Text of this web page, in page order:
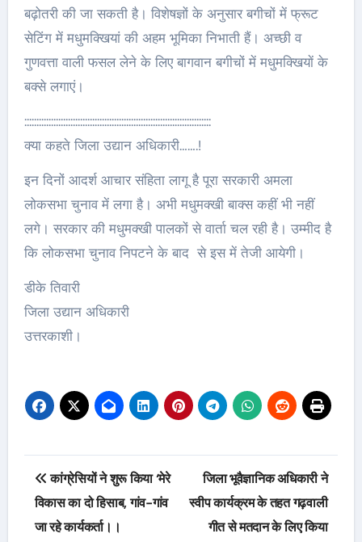
बढ़ोतरी की जा सकती है। विशेषज्ञों के अनुसार बगीचों में फ्रूट
सेटिंग में मधुमक्खियां की अहम भूमिका निभाती हैं। अच्छी व
गुणवत्ता वाली फसल लेने के लिए बागवान बगीचों में मधुमक्खियाें के
बक्से लगाएं।
:::::::::::::::::::::::::::::::::::::::::::::::::::::::::::::::::::::::::::::
क्या कहते जिला उद्यान अधिकारी…….!
इन दिनों आदर्श आचार संहिता लागू है पूरा सरकारी अमला
लोकसभा चुनाव में लगा है। अभी मधुमक्खी बाक्स कहीं भी नहीं
लगे। सरकार की मधुमक्खी पालकों से वार्ता चल रही है। उम्मीद है
कि लोकसभा चुनाव निपटने के बाद से इस में तेजी आयेगी।
डीके तिवारी
जिला उद्यान अधिकारी
उत्तरकाशी।
Post
navigation
कांग्रेसियों ने शुरू किया ‘मेरे
विकास का दो हिसाब, गांव-गांव
जा रहे कार्यकर्ता।।
जिला भूवैज्ञानिक अधिकारी ने
स्वीप कार्यक्रम के तहत गढ़वाली
गीत से मतदान के लिए किया